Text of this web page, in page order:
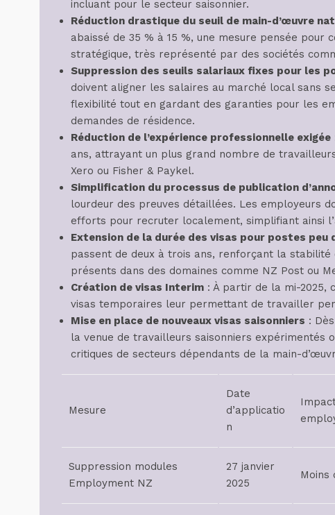
incluant pour le secteur saisonnier.
Réduction drastique du seuil de main-d’œuvre
abaissé de 35 % à 15 %, une mesure pensée
stratégique, très représenté par des sociétés
Suppression des seuils salariaux fixes pour les
doivent aligner les salaires au marché local sans
flexibilité tout en gardant des garanties pour les
demandes de résidence.
Réduction de l’expérience professionnelle exigée
ans, attrayant un plus grand nombre de
Xero ou Fisher & Paykel.
Simplification du processus de publication
lourdeur des preuves détaillées. Les employeurs
efforts pour recruter localement, simplifiant ainsi
Extension de la durée des visas pour postes peu
passent de deux à trois ans, renforçant la
présents dans des domaines comme NZ Post ou
Création de visas Interim : À partir de la mi-2025,
visas temporaires leur permettant de travailler
Mise en place de nouveaux visas saisonniers :
la venue de travailleurs saisonniers expérimentés
critiques de secteurs dépendants de la main-
Mesure
Date
d’applicatio
n
Suppression modules
Employment NZ
27 janvier
2025
Moins